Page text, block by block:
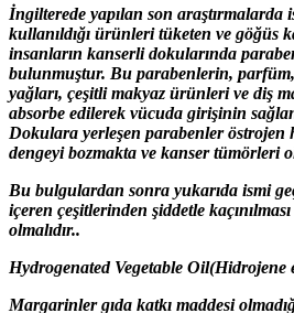
İngilterede yapılan son araştırmalarda
kullanıldığı ürünleri tüketen ve göğüs
insanların kanserli dokularında
bulunmuştur. Bu parabenlerin,
yağları, çeşitli makyaz ürünleri ve diş
absorbe edilerek vücuda girişinin
Dokulara yerleşen parabenler östrojen
dengeyi bozmakta ve kanser tümörleri
Bu bulgulardan sonra yukarıda ismi
içeren çeşitlerinden şiddetle kaçınılması
olmalıdır..
Hydrogenated Vegetable Oil(Hidrojene
Margarinler gıda katkı maddesi